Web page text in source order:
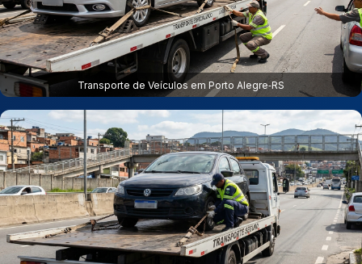
Transporte de Veículos em Porto Alegre‑RS